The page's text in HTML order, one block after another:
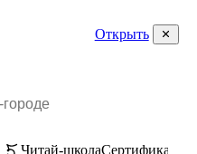
Открыть
Читай-школаСертификаты